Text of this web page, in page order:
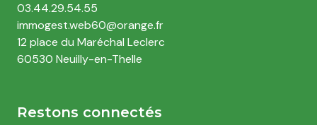
03.44.29.54.55
immogest.web60@orange.fr
12 place du Maréchal Leclerc
60530 Neuilly-en-Thelle
Restons connectés